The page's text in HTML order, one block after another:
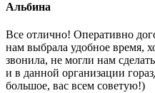
Альбина
Все отлично! Оперативно
нам выбрала удобное время,
звонила, не могли нам
и в данной организации
большое, вас всем советую!)